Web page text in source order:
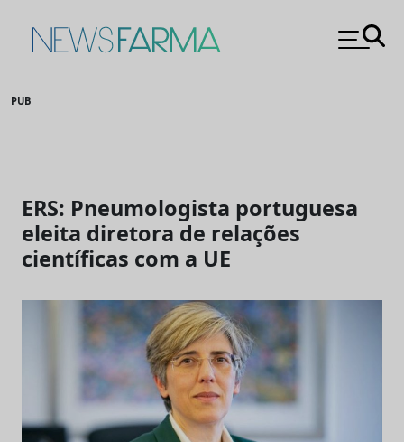
to
News Farma
PUB
ERS: Pneumologista portuguesa
eleita diretora de relações
científicas com a UE